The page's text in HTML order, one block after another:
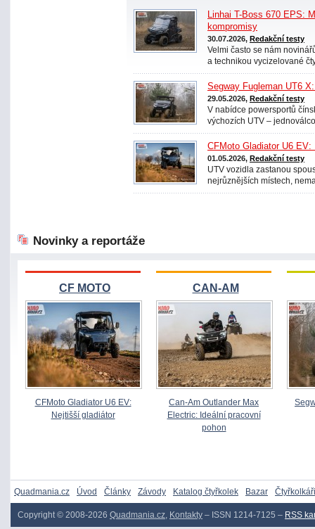
Linhai T-Boss 670 EPS:
kompromisy
30.07.2026, Redakční testy
Velmi často se nám
a technikou vycizelované
Segway Fugleman UT6
29.05.2026, Redakční testy
V nabídce powersportů
výchozích UTV –
CFMoto Gladiator U6
01.05.2026, Redakční testy
UTV vozidla zastanou
nejrůznějších místech,
Novinky a reportáže
CF MOTO
CFMoto Gladiator U6 EV:
Nejtišší gladiátor
CAN-AM
Can-Am Outlander Max
Electric: Ideální pracovní
pohon
Quadmania.cz Úvod Články Závody Katalog čtyřkolek Bazar Čtyřkolkáři
Copyright © 2008-2026 Quadmania.cz, Kontakty – ISSN 1214-7125 – RSS